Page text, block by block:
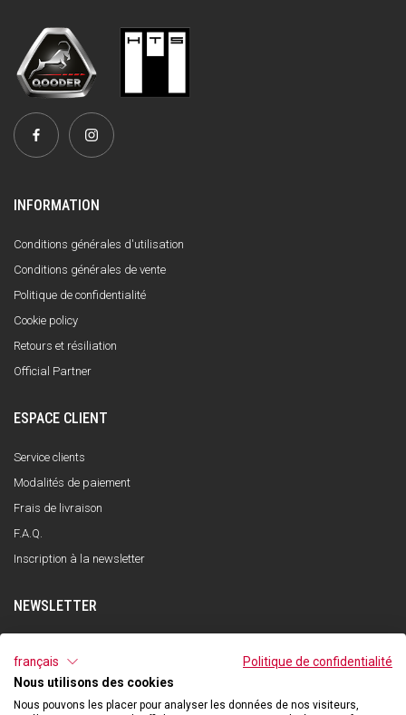
INFORMATION
Conditions générales d'utilisation
Conditions générales de vente
Politique de confidentialité
Cookie policy
Retours et résiliation
Official Partner
ESPACE CLIENT
Service clients
Modalités de paiement
Frais de livraison
F.A.Q.
Inscription à la newsletter
NEWSLETTER
S'INSCRIRE
J'ai lu et compris la politique de confidentialité et j'accepte le traitement de
conformément à ce qui est indiqué dans la politique de confidentialité.
français
Politique de confidentialité
Nous utilisons des cookies
Nous pouvons les placer pour analyser les données de nos visiteurs,